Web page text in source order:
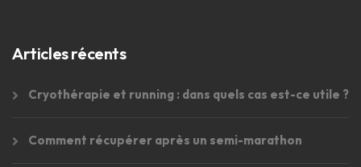
Articles récents
Cryothérapie et running : dans quels cas est-ce utile ?
Comment récupérer après un semi-marathon